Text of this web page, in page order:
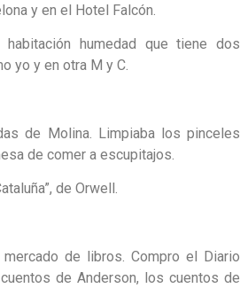
y en el Hotel Falcón.
humedad que tiene dos
yo y en otra M y C.
de Molina. Limpiaba los pinceles
de comer a escupitajos.
de Orwell.
de libros. Compro el Diario
de Anderson, los cuentos de